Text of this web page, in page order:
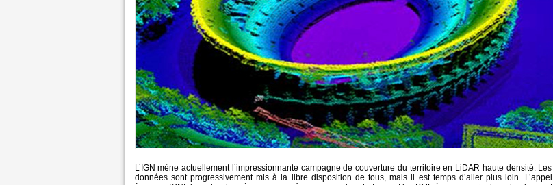
L’IGN mène actuellement l’impressionnante campagne de couverture du territoire en LiDAR haute densité. Les
données sont progressivement mis à la libre disposition de tous, mais il est temps d’aller plus loin. L’appel